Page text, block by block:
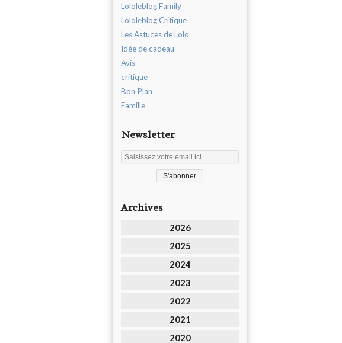
Lololeblog Family
Lololeblog Critique
Les Astuces de Lolo
Idée de cadeau
Avis
critique
Bon Plan
Famille
Newsletter
Archives
2026
2025
2024
2023
2022
2021
2020